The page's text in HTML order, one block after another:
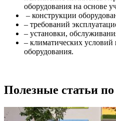
оборудования на основе
– конструкции
– требований
– установки,
– климатических условий
оборудования.
Полезные статьи по